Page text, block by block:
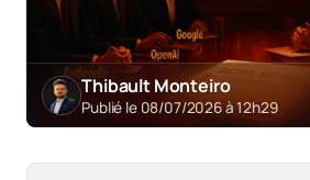
Thibault Monteiro
Publié le 08/07/2026 à 12h29